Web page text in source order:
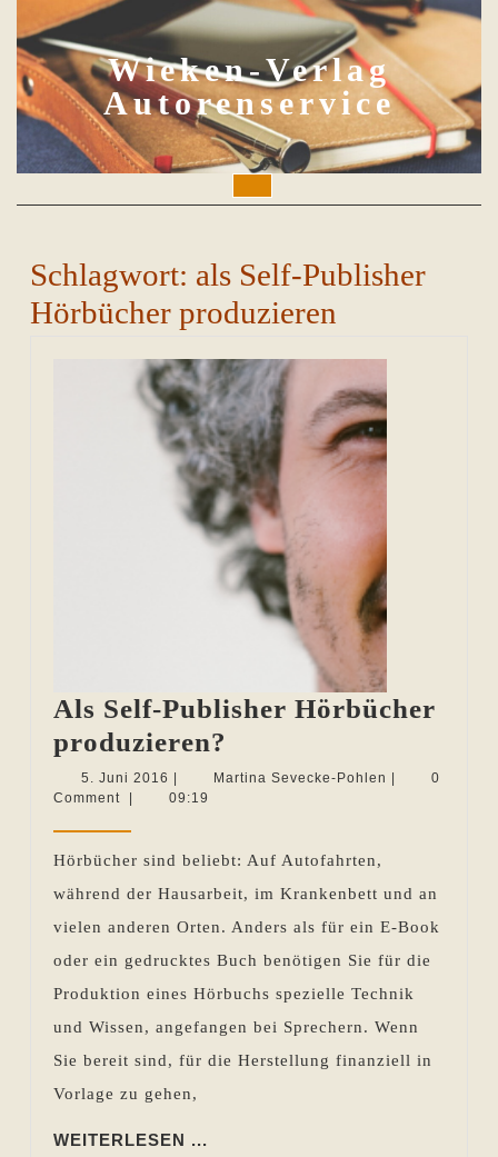
to
content
Wieken-Verlag
Autorenservice
Button
Schlagwort: als Self-Publisher
Hörbücher produzieren
Als Self-Publisher Hörbücher
produzieren?
Self-
produzieren?
5. Juni 2016 5.
Juni
Martina Sevecke-Pohlen Martina
0
Comment
09:19
Hörbücher sind beliebt: Auf Autofahrten,
während der Hausarbeit, im Krankenbett und an
vielen anderen Orten. Anders als für ein E-Book
oder ein gedrucktes Buch benötigen Sie für die
Produktion eines Hörbuchs spezielle Technik
und Wissen, angefangen bei Sprechern. Wenn
Sie bereit sind, für die Herstellung finanziell in
Vorlage zu gehen,
WEITERLESEN ...